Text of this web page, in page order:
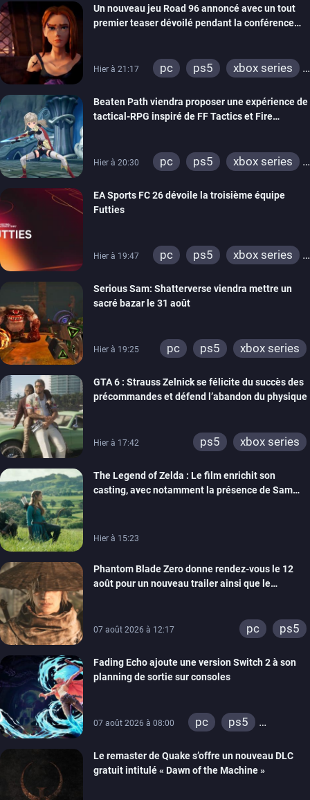
xbox one
switch 2
Un nouveau jeu Road 96 annoncé avec un tout
premier teaser dévoilé pendant la conférence
Hier à 21:17 pc ps5
xbox series
xbox one
Beaten Path viendra proposer une expérience de
tactical-RPG inspiré de FF Tactics et Fire
Hier à 20:30 pc ps5
xbox series
EA Sports FC 26 dévoile la troisième équipe
Futties
Hier à 19:47 pc ps5
xbox series
xbox one
switch 2
Serious Sam: Shatterverse viendra mettre un
sacré bazar le 31 août
Hier à 19:25 pc ps5 xbox series
GTA 6 : Strauss Zelnick se félicite du succès des
précommandes et défend l’abandon du physique
Hier à 17:42 ps5 xbox series
The Legend of Zelda : Le film enrichit son
casting, avec notamment la présence de Sam
Hier à 15:23
Phantom Blade Zero donne rendez-vous le 12
août pour un nouveau trailer ainsi que le
07 août 2026 à 12:17 pc ps5
Fading Echo ajoute une version Switch 2 à son
planning de sortie sur consoles
07 août 2026 à 08:00 pc
ps5
Le remaster de Quake s’offre un nouveau DLC
gratuit intitulé « Dawn of the Machine »